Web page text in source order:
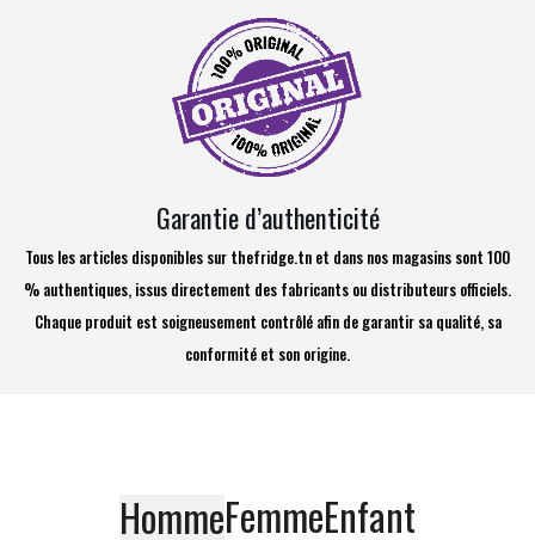
Garantie d’authenticité
Tous les articles disponibles sur thefridge.tn et dans nos magasins sont 100
% authentiques, issus directement des fabricants ou distributeurs officiels.
Chaque produit est soigneusement contrôlé afin de garantir sa qualité, sa
conformité et son origine.
HommeFemmeEnfant